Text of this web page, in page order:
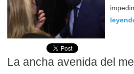
La ancha avenida del